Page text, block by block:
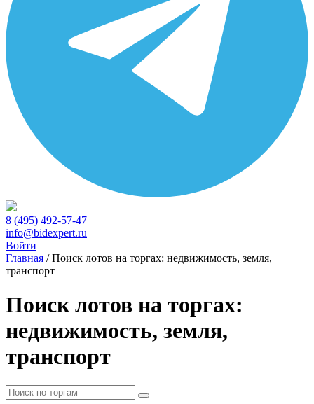
8 (495) 492-57-47
info@bidexpert.ru
Войти
Главная /Поиск лотов на торгах: недвижимость, земля,
транспорт
Поиск лотов на торгах:
недвижимость, земля,
транспорт